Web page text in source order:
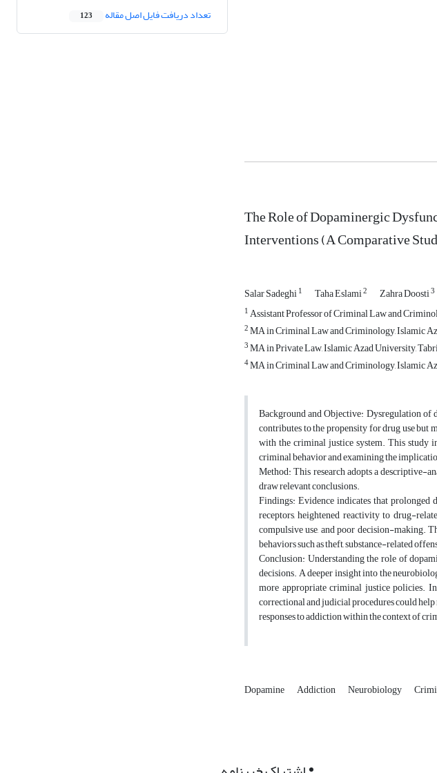
The Role of Dopaminergic
Interventions (A Comparative
Salar Sadeghi1 Taha Eslami2 Zahra Doosti3
1Assistant Professor of Criminal Law and
2MA in Criminal Law and Criminology, Islamic
3MA in Private Law, Islamic Azad University,
4MA in Criminal Law and Criminology, Islamic
Background and Objective: Dysregulation
contributes to the propensity for drug use but
with the criminal justice system. This study
criminal behavior and examining the
Method: This research adopts a descriptive-
draw relevant conclusions.
Findings: Evidence indicates that prolonged
receptors, heightened reactivity to drug-
compulsive use, and poor decision-making.
behaviors such as theft, substance-related
Conclusion: Understanding the role of
decisions. A deeper insight into the
more appropriate criminal justice policies.
correctional and judicial procedures could
responses to addiction within the context of
Dopamine Addiction Neurobiology
تعداد دریافت فایل اصل مقاله 123